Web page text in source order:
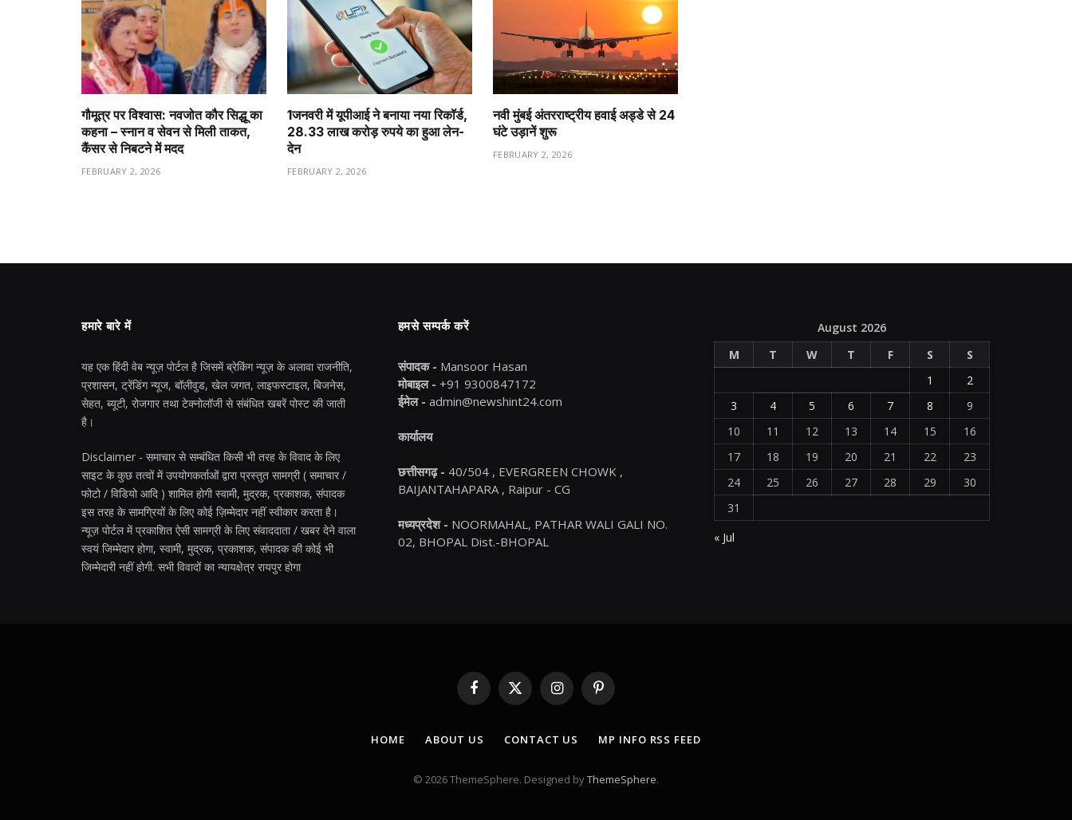
गौमूत्र पर विश्वास: नवजोत कौर सिद्धू का
कहना – स्नान व सेवन से मिली ताकत,
कैंसर से निबटने में मदद
FEBRUARY 2, 2026
1️जनवरी में यूपीआई ने बनाया नया रिकॉर्ड,
28.33 लाख करोड़ रुपये का हुआ लेन-
देन
FEBRUARY 2, 2026
नवी मुंबई अंतरराष्ट्रीय हवाई अड्डे से 24
घंटे उड़ानें शुरू
FEBRUARY 2, 2026
हमारे बारे में
यह एक हिंदी वेब न्यूज़ पोर्टल है जिसमें ब्रेकिंग न्यूज़ के अलावा राजनीति,
प्रशासन, ट्रेंडिंग न्यूज, बॉलीवुड, खेल जगत, लाइफस्टाइल, बिजनेस,
सेहत, ब्यूटी, रोजगार तथा टेक्नोलॉजी से संबंधित खबरें पोस्ट की जाती
है।
Disclaimer - समाचार से सम्बंधित किसी भी तरह के विवाद के लिए
साइट के कुछ तत्वों में उपयोगकर्ताओं द्वारा प्रस्तुत सामग्री ( समाचार /
फोटो / विडियो आदि ) शामिल होगी स्वामी, मुद्रक, प्रकाशक, संपादक
इस तरह के सामग्रियों के लिए कोई ज़िम्मेदार नहीं स्वीकार करता है।
न्यूज़ पोर्टल में प्रकाशित ऐसी सामग्री के लिए संवाददाता / खबर देने वाला
स्वयं जिम्मेदार होगा, स्वामी, मुद्रक, प्रकाशक, संपादक की कोई भी
जिम्मेदारी नहीं होगी. सभी विवादों का न्यायक्षेत्र रायपुर होगा
हमसे सम्पर्क करें
संपादक - Mansoor Hasan
मोबाइल - +91 9300847172
ईमेल - admin@newshint24.com
कार्यालय
छत्तीसगढ़ - 40/504 , EVERGREEN CHOWK ,
BAIJANTAHAPARA , Raipur - CG
मध्यप्रदेश - NOORMAHAL, PATHAR WALI GALI NO.
02, BHOPAL Dist.-BHOPAL
August 2026
M
T W T F S
S
1
2
3
4 5 6 7 8
9
10
11 12 13 14 15
16
17
18 19 20 21 22
23
24
25 26 27 28 29
30
31
« Jul
Facebook
X
(Twitter)
InstagramPinterest
HOME ABOUT US CONTACT US MP INFO RSS FEED
© 2026 ThemeSphere. Designed byThemeSphere.